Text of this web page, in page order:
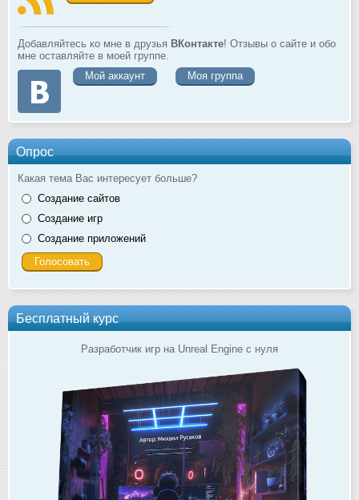
Добавляйтесь ко мне в друзья ВКонтакте! Отзывы о сайте и обо
мне оставляйте в моей группе.
Мой аккаунт
Моя группа
Опрос
Какая тема Вас интересует больше?
Создание сайтов
Создание игр
Создание приложений
Бесплатный курс
Разработчик игр на Unreal Engine с нуля